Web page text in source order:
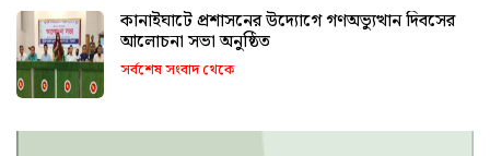
কানাইঘাটে প্রশাসনের উদ্যোগে গণঅভ্যুত্থান দিবসের
আলোচনা সভা অনুষ্ঠিত
সর্বশেষ সংবাদ থেকে